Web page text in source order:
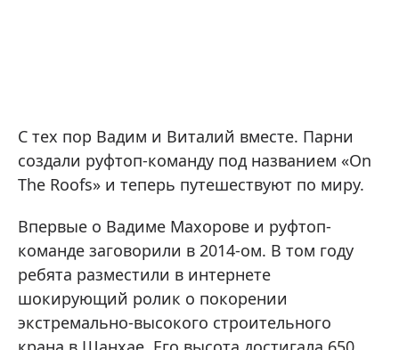
С тех пор Вадим и Виталий вместе. Парни
создали руфтоп-команду под названием «On
The Roofs» и теперь путешествуют по миру.
Впервые о Вадиме Махорове и руфтоп-
команде заговорили в 2014-ом. В том году
ребята разместили в интернете
шокирующий ролик о покорении
экстремально-высокого строительного